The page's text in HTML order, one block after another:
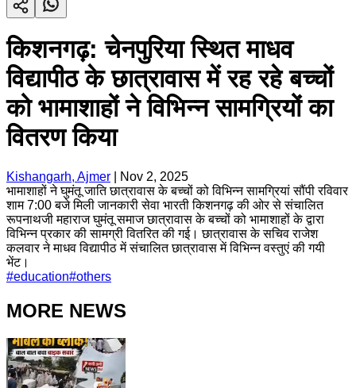
किशनगढ़: चेनपुरिया स्थित माधव
विद्यापीठ के छात्रावास में रह रहे बच्चों
को भामाशाहों ने विभिन्न सामग्रियों का
वितरण किया
Kishangarh, Ajmer
Nov 2, 2025
भामाशाहों ने घुमंतू जाति छात्रावास के बच्चों को विभिन्न सामग्रियां सौंपी रविवार
शाम 7:00 बजे मिली जानकारी सेवा भारती किशनगढ़ की ओर से संचालित
रूपनाथजी महाराज घुमंतू समाज छात्रावास के बच्चों को भामाशाहों के द्वारा
विभिन्न प्रकार की सामग्री वितरित की गई। छात्रावास के सचिव राजेश
कलवार ने माधव विद्यापीठ में संचालित छात्रावास में विभिन्न वस्तुएं की गयी
भेंट।
#education#others
MORE NEWS